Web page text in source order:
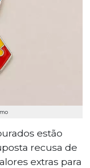
estão
recusa de
extras para